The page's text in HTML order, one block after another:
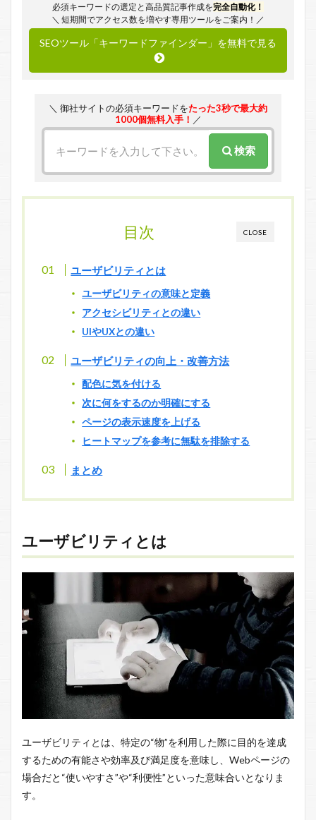
必須キーワードの選定と高品質記事作成を完全自動化！
＼ 短期間でアクセス数を増やす専用ツールをご案内！／
SEOツール「キーワードファインダー」を無料で見る
＼ 御社サイトの必須キーワードをたった3秒で最大約
1000個無料入手！ ／
検索
CLOSE
目次
ユーザビリティとは
ユーザビリティの意味と定義
アクセシビリティとの違い
UIやUXとの違い
ユーザビリティの向上・改善方法
配色に気を付ける
次に何をするのか明確にする
ページの表示速度を上げる
ヒートマップを参考に無駄を排除する
まとめ
ユーザビリティとは
ユーザビリティとは、特定の“物”を利用した際に目的を達成
するための有能さや効率及び満足度を意味し、Webページの
場合だと“使いやすさ”や“利便性”といった意味合いとなりま
す。